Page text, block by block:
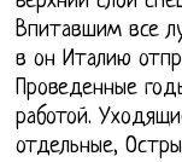
Впитавшим все
в он Италию
Проведенные
работой.
отдельные,